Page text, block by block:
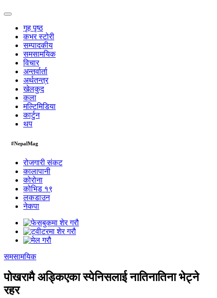
गृह पृष्ठ
कभर स्टोरी
सम्पादकीय
समसामयिक
विचार
अन्तर्वार्ता
अर्थतन्त्र
खेलकुद
कला
मल्टिमिडिया
कार्टुन
थप
#NepalMag
रोजगारी संकट
कालापानी
कोरोना
कोभिड १९
लकडाउन
नेकपा
समसामयिक
पोखरामै अड्किएका स्पेनिसलाई नातिनातिना भेट्ने
रहर